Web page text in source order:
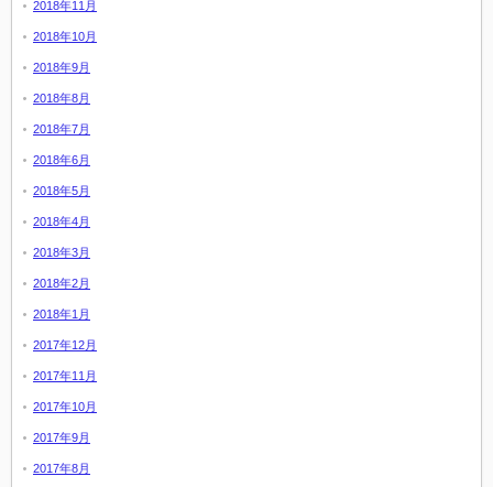
2018年11月
2018年10月
2018年9月
2018年8月
2018年7月
2018年6月
2018年5月
2018年4月
2018年3月
2018年2月
2018年1月
2017年12月
2017年11月
2017年10月
2017年9月
2017年8月